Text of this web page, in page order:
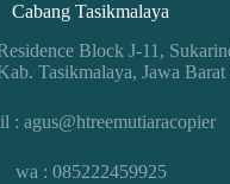
Cabang Tasikmalaya
Block J-11,
Tasikmalaya, Jawa Barat
: agus@htreemutiaracopier
wa : 085222459925